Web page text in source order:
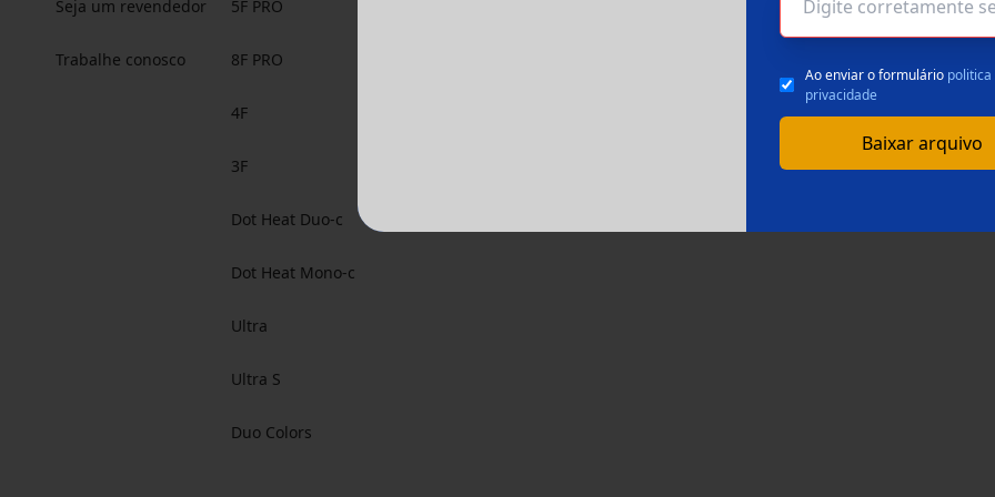
Ao enviar o formulário politica
privacidade
Baixar arquivo
Seja um revendedor
Trabalhe conosco
5F PRO
8F PRO
4F
3F
Dot Heat Duo-c
Dot Heat Mono-c
Ultra
Ultra S
Duo Colors